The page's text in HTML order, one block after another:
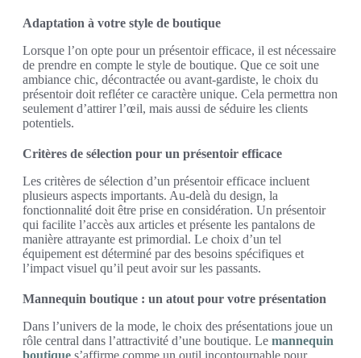
Adaptation à votre style de boutique
Lorsque l’on opte pour un présentoir efficace, il est nécessaire
de prendre en compte le style de boutique. Que ce soit une
ambiance chic, décontractée ou avant-gardiste, le choix du
présentoir doit refléter ce caractère unique. Cela permettra non
seulement d’attirer l’œil, mais aussi de séduire les clients
potentiels.
Critères de sélection pour un présentoir efficace
Les critères de sélection d’un présentoir efficace incluent
plusieurs aspects importants. Au-delà du design, la
fonctionnalité doit être prise en considération. Un présentoir
qui facilite l’accès aux articles et présente les pantalons de
manière attrayante est primordial. Le choix d’un tel
équipement est déterminé par des besoins spécifiques et
l’impact visuel qu’il peut avoir sur les passants.
Mannequin boutique : un atout pour votre présentation
Dans l’univers de la mode, le choix des présentations joue un
rôle central dans l’attractivité d’une boutique. Le mannequin
boutique s’affirme comme un outil incontournable pour